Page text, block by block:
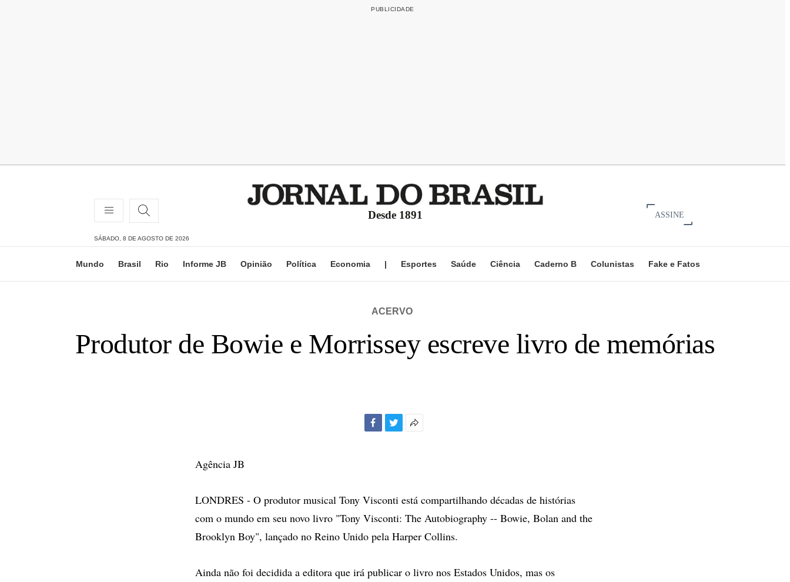
Desde 1891 ASSINE
SÁBADO, 8 DE AGOSTO DE 2026
Mundo Brasil Rio Informe JB Opinião Política Economia | Esportes Saúde Ciência Caderno B Colunistas Fake e Fatos
ACERVO
Produtor de Bowie e Morrissey escreve livro de memórias
Agência JB
LONDRES - O produtor musical Tony Visconti está compartilhando décadas de histórias
com o mundo em seu novo livro "Tony Visconti: The Autobiography -- Bowie, Bolan and the
Brooklyn Boy", lançado no Reino Unido pela Harper Collins.
Ainda não foi decidida a editora que irá publicar o livro nos Estados Unidos, mas os